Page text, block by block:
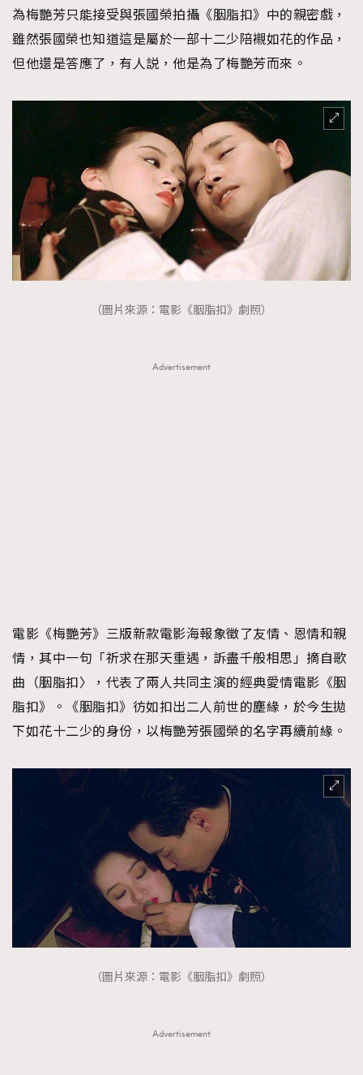
為梅艷芳只能接受與張國榮拍攝《胭脂扣》中的親密戲，
雖然張國榮也知道這是屬於一部十二少陪襯如花的作品，
但他還是答應了，有人説，他是為了梅艷芳而來。
（圖片來源：電影《胭脂扣》劇照）
Advertisement
電影《梅艷芳》三版新款電影海報象徵了友情、恩情和親
情，其中一句「祈求在那天重遇，訴盡千般相思」摘自歌
曲（胭脂扣〉，代表了兩人共同主演的經典愛情電影《胭
脂扣》。《胭脂扣》彷如扣出二人前世的塵緣，於今生拋
下如花十二少的身份，以梅艷芳張國榮的名字再續前緣。
（圖片來源：電影《胭脂扣》劇照）
Advertisement